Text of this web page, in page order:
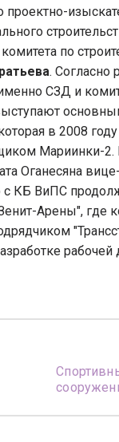
проектно-
по
. Согласно
СЗД и
в 2008 году
Мариинки-2.
Оганесяна
с КБ ВиПС
Арены", где
рабочей